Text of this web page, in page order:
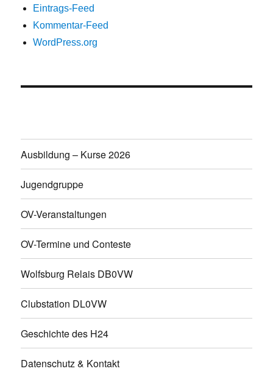
Eintrags-Feed
Kommentar-Feed
WordPress.org
Ausbildung – Kurse 2026
Jugendgruppe
OV-Veranstaltungen
OV-Termine und Conteste
Wolfsburg Relais DB0VW
Clubstation DL0VW
Geschichte des H24
Datenschutz & Kontakt